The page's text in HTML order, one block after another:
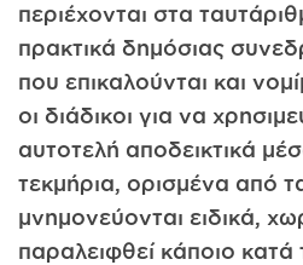
περιέχονται στα
πρακτικά δημόσιας
που επικαλούνται και
οι διάδικοι για να
αυτοτελή αποδεικτικά
τεκμήρια, ορισμένα από
μνημονεύονται ειδικά,
παραλειφθεί κάποιο κατά